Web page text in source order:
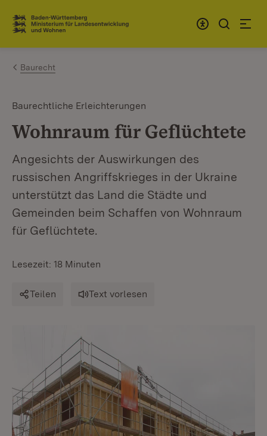
Zum Inhalt springen
Link zur Startseite
Baurecht
Baurechtliche Erleichterungen
Wohnraum für Geflüchtete
Angesichts der Auswirkungen des
russischen Angriffskrieges in der Ukraine
unterstützt das Land die Städte und
Gemeinden beim Schaffen von Wohnraum
für Geflüchtete.
Lesezeit: 18 Minuten
Teilen Text vorlesen